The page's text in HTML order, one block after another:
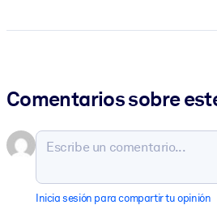
Comentarios sobre
Inicia sesión para compartir tu opinión